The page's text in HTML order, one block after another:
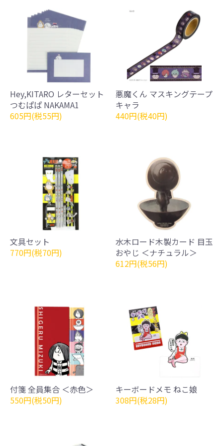
Hey,KITARO レターセット
つむぱぱ NAKAMA1
605円(税55円)
悪魔くん マスキングテープ
キャラ
440円(税40円)
文具セット
770円(税70円)
水木ロード木製カード 目玉
おやじ ＜ナチュラル＞
612円(税56円)
付箋 全員集合 ＜赤色＞
550円(税50円)
キーボードメモ ねこ娘
308円(税28円)